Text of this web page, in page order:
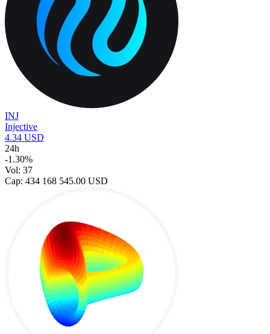
INJ
Injective
4.34 USD
24h
-1.30%
Vol: 37
Cap: 434 168 545.00 USD